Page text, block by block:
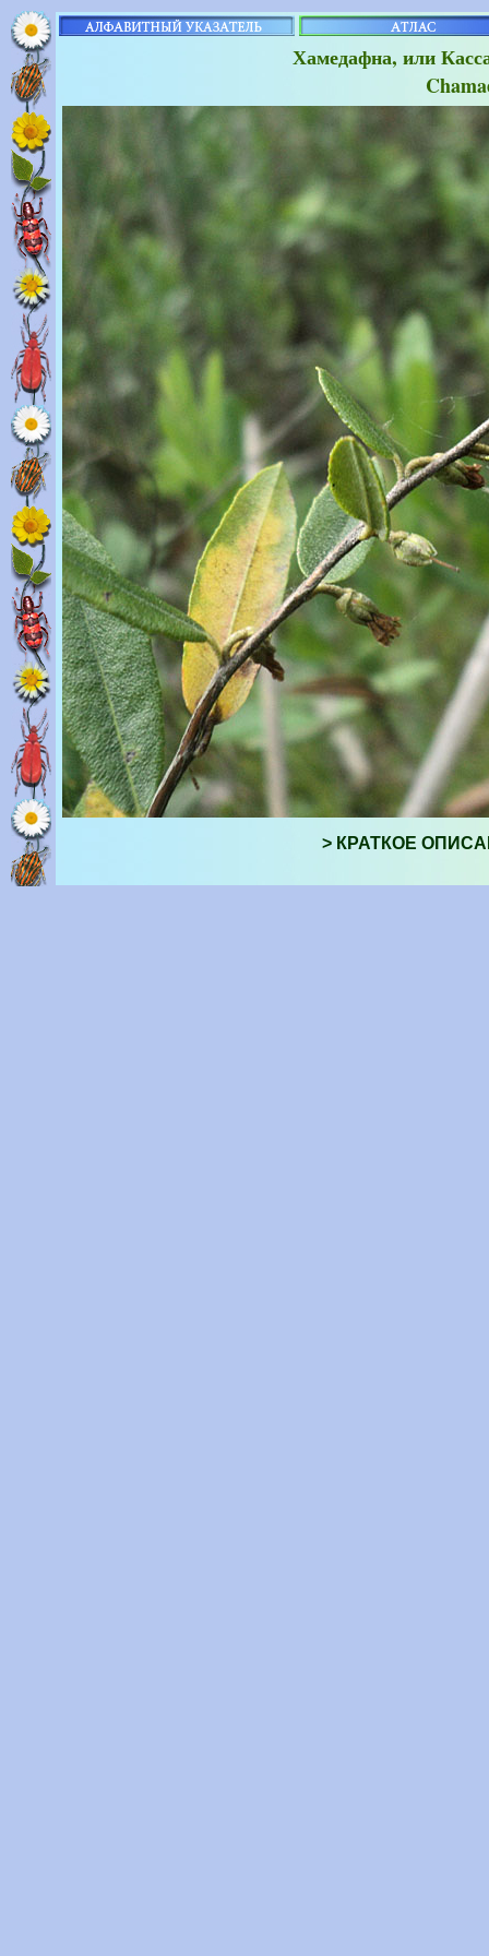
Хамедафна, или
> КРАТКОЕ